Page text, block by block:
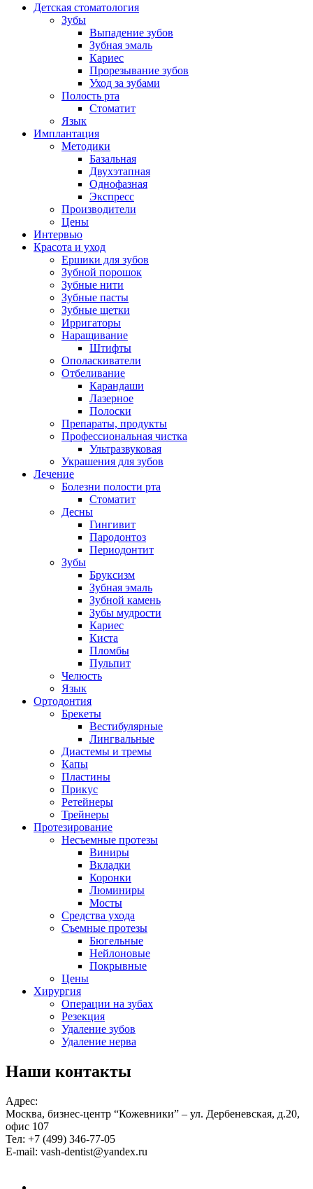
Детская стоматология
Зубы
Выпадение зубов
Зубная эмаль
Кариес
Прорезывание зубов
Уход за зубами
Полость рта
Стоматит
Язык
Имплантация
Методики
Базальная
Двухэтапная
Однофазная
Экспресс
Производители
Цены
Интервью
Красота и уход
Ершики для зубов
Зубной порошок
Зубные нити
Зубные пасты
Зубные щетки
Ирригаторы
Наращивание
Штифты
Ополаскиватели
Отбеливание
Карандаши
Лазерное
Полоски
Препараты, продукты
Профессиональная чистка
Ультразвуковая
Украшения для зубов
Лечение
Болезни полости рта
Стоматит
Десны
Гингивит
Пародонтоз
Периодонтит
Зубы
Бруксизм
Зубная эмаль
Зубной камень
Зубы мудрости
Кариес
Киста
Пломбы
Пульпит
Челюсть
Язык
Ортодонтия
Брекеты
Вестибулярные
Лингвальные
Диастемы и тремы
Капы
Пластины
Прикус
Ретейнеры
Трейнеры
Протезирование
Несъемные протезы
Виниры
Вкладки
Коронки
Люминиры
Мосты
Средства ухода
Съемные протезы
Бюгельные
Нейлоновые
Покрывные
Цены
Хирургия
Операции на зубах
Резекция
Удаление зубов
Удаление нерва
Наши контакты
Адрес:
Москва, бизнес-центр “Кожевники” – ул. Дербеневская, д.20,
офис 107
Тел: +7 (499) 346-77-05
E-mail: vash-dentist@yandex.ru